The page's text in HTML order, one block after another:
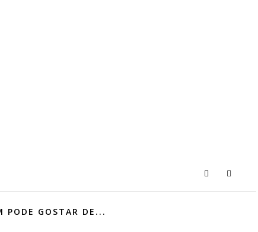
PODE GOSTAR DE...